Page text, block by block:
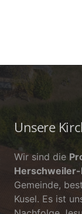
Unsere
Wir sind die
Gemeinde,
Kusel. Es ist